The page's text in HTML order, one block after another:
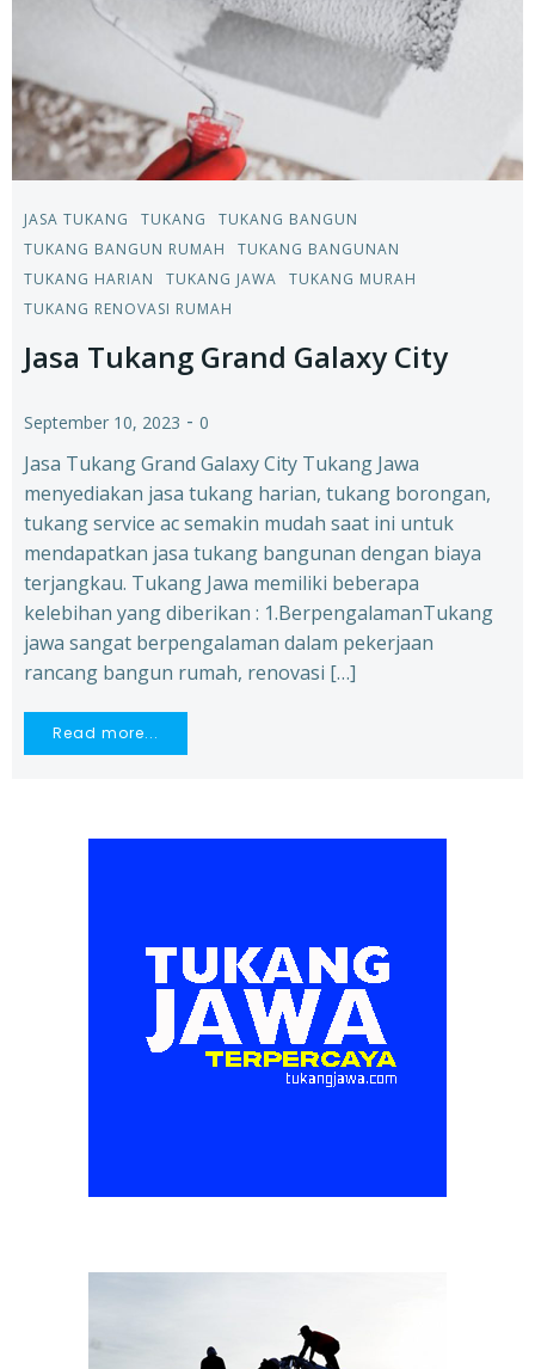
JASA TUKANG TUKANG
TUKANG BANGUN
TUKANG BANGUN RUMAH
TUKANG BANGUNAN
TUKANG HARIAN
TUKANG JAWA
TUKANG MURAH
TUKANG RENOVASI RUMAH
Jasa Tukang Grand Galaxy City
September 10, 2023 - 0
Jasa Tukang Grand Galaxy City Tukang Jawa
menyediakan jasa tukang harian, tukang borongan,
tukang service ac semakin mudah saat ini untuk
mendapatkan jasa tukang bangunan dengan biaya
terjangkau. Tukang Jawa memiliki beberapa
kelebihan yang diberikan : 1.BerpengalamanTukang
jawa sangat berpengalaman dalam pekerjaan
rancang bangun rumah, renovasi […]
Read more...